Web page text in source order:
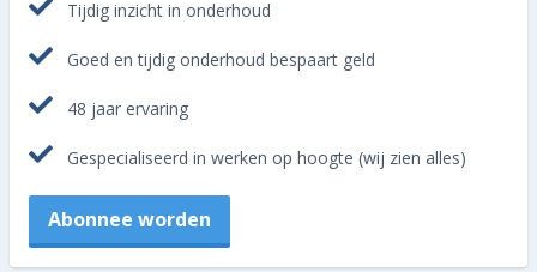
Tijdig inzicht in onderhoud
Goed en tijdig onderhoud bespaart geld
48 jaar ervaring
Gespecialiseerd in werken op hoogte (wij zien alles)
Abonnee worden